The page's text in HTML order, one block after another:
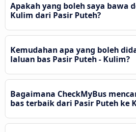
Apakah yang boleh saya bawa
Kulim dari Pasir Puteh?
Kemudahan apa yang boleh
laluan bas Pasir Puteh - Kulim?
Bagaimana CheckMyBus
bas terbaik dari Pasir Puteh ke